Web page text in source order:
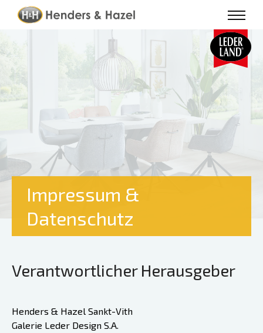
Impressum &
Datenschutz
Verantwortlicher Herausgeber
Henders & Hazel Sankt-Vith
Galerie Leder Design S.A.